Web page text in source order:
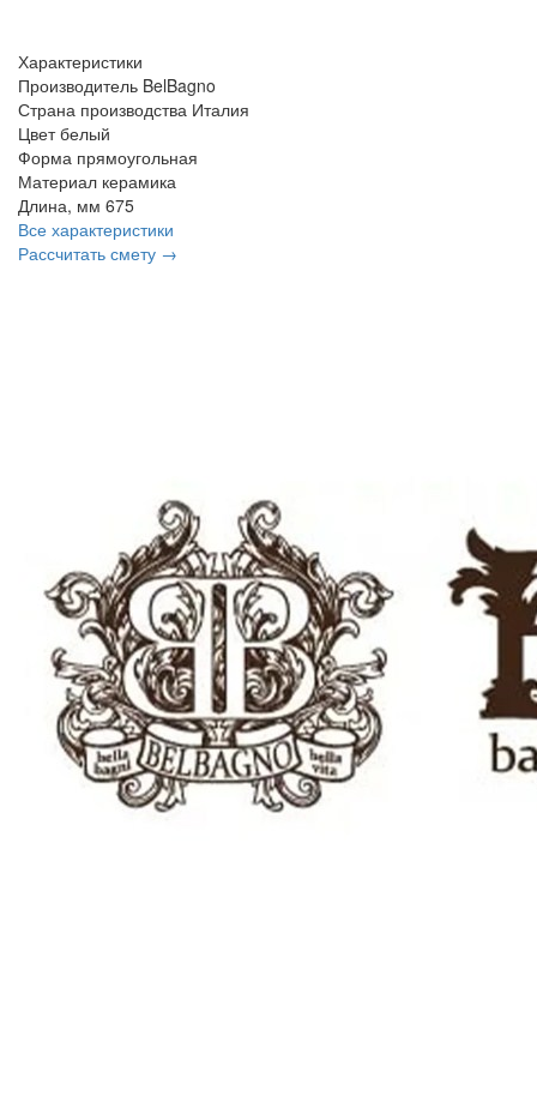
Характеристики
Производитель BelBagno
Страна производства Италия
Цвет белый
Форма прямоугольная
Материал керамика
Длина, мм 675
Все характеристики
Рассчитать смету →